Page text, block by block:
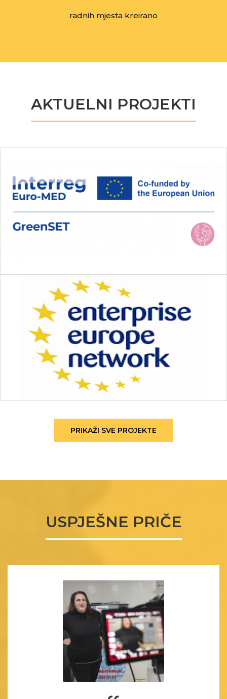
radnih mjesta kreirano
AKTUELNI PROJEKTI
PRIKAŽI SVE PROJEKTE
USPJEŠNE PRIČE